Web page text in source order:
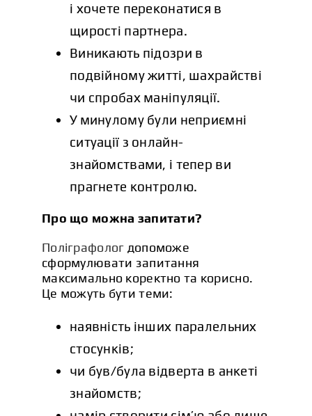
і хочете переконатися в
щирості партнера.
Виникають підозри в
подвійному житті, шахрайстві
чи спробах маніпуляції.
У минулому були неприємні
ситуації з онлайн-
знайомствами, і тепер ви
прагнете контролю.
Про що можна запитати?
Поліграфолог допоможе
сформулювати запитання
максимально коректно та корисно.
Це можуть бути теми:
наявність інших паралельних
стосунків;
чи був/була відверта в анкеті
знайомств;